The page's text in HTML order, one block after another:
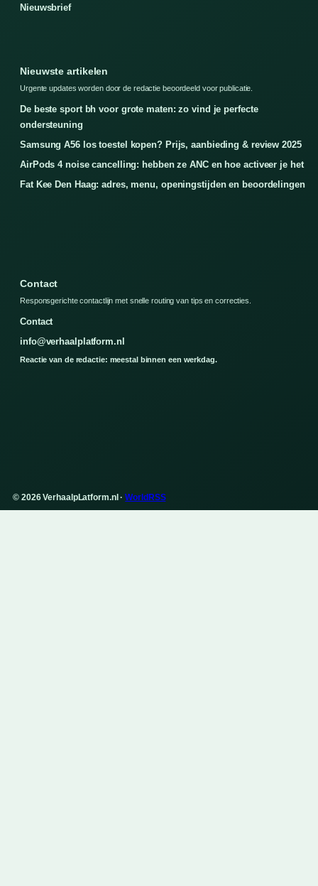
Nieuwsbrief
Nieuwste artikelen
Urgente updates worden door de redactie beoordeeld voor publicatie.
De beste sport bh voor grote maten: zo vind je perfecte
ondersteuning
Samsung A56 los toestel kopen? Prijs, aanbieding & review 2025
AirPods 4 noise cancelling: hebben ze ANC en hoe activeer je het
Fat Kee Den Haag: adres, menu, openingstijden en beoordelingen
Contact
Responsgerichte contactlijn met snelle routing van tips en correcties.
Contact
info@verhaalplatform.nl
Reactie van de redactie: meestal binnen een werkdag.
© 2026 VerhaalpLatform.nl ·WorldRSS